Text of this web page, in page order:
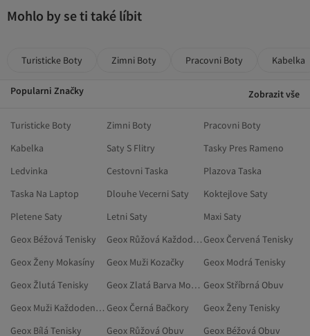
Mohlo by se ti také líbit
Turisticke Boty Zimni Boty Pracovni Boty Kabelka
Popularni Značky Zobrazit vše
Turisticke Boty Zimni Boty
Pracovni Boty
Kabelka
Saty S Flitry
Tasky Pres Rameno
Ledvinka
Cestovni Taska
Plazova Taska
Taska Na Laptop
Dlouhe Vecerni Saty
Koktejlove Saty
Pletene Saty
Letni Saty
Maxi Saty
Geox Béžová Tenisky
Geox Růžová Každodenní Obuv Geox Červená Tenisky
Geox Ženy Mokasíny
Geox Muži Kozačky
Geox Modrá Tenisky
Geox Žlutá Tenisky
Geox Zlatá Barva Mokasíny Geox Stříbrná Obuv
Geox Muži Každodenní Obuv Geox Černá Bačkory
Geox Ženy Tenisky
Geox Bílá Tenisky
Geox Růžová Obuv
Geox Béžová Obuv